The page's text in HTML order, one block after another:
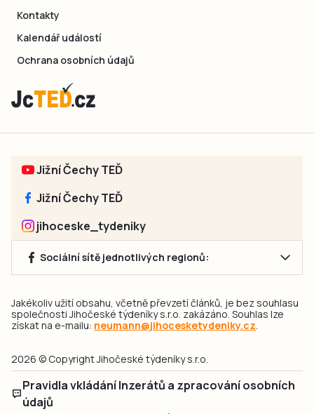
Kontakty
Kalendář událostí
Ochrana osobních údajů
Jižní Čechy TEĎ
Jižní Čechy TEĎ
jihoceske_tydeniky
Sociální sítě jednotlivých regionů:
Jakékoliv užití obsahu, včetně převzetí článků, je bez souhlasu
společnosti Jihočeské týdeníky s.r.o. zakázáno. Souhlas lze
získat na e-mailu: neumann@jihocesketydeniky.cz
2026 © Copyright Jihočeské týdeníky s.r.o.
Pravidla vkládání Inzerátů a zpracování osobních
údajů